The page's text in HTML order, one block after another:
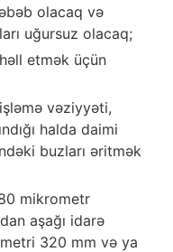
olacaq və
uğursuz olacaq;
etmək üçün
işləmə vəziyyəti,
halda daimi
buzları əritmək
80 mikrometr
aşağı idarə
320 mm və ya